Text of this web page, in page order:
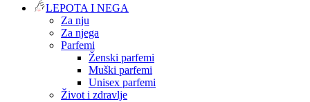
LEPOTA I NEGA
Za nju
Za njega
Parfemi
Ženski parfemi
Muški parfemi
Unisex parfemi
Život i zdravlje